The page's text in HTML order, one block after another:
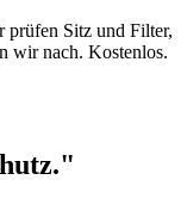
prüfen Sitz und Filter,
wir nach. Kostenlos.